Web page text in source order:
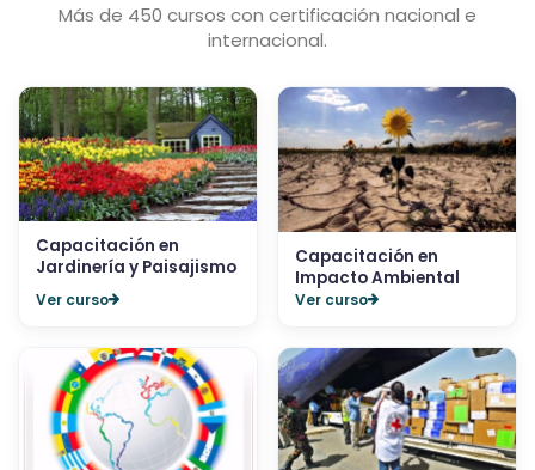
Más de 450 cursos con certificación nacional e
internacional.
Capacitación en
Jardinería y Paisajismo
Ver curso
Capacitación en
Impacto Ambiental
Ver curso